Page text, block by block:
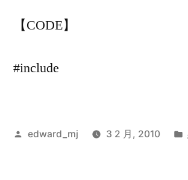
【CODE】
#include
发
edward_mj 3 2 月, 2010